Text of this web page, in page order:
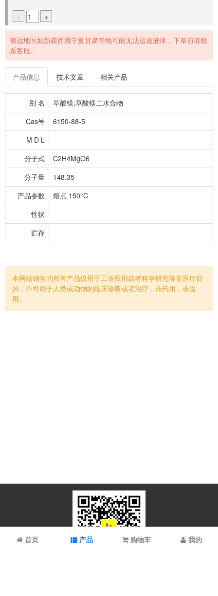
- +
偏远地区如新疆西藏宁夏甘肃等地可能无法运送液体，下单前请联
系客服。
产品信息 技术文章 相关产品
别 名
草酸镁;草酸镁二水合物
Cas号
6150-88-5
M D L
分子式
C2H4MgO6
分子量
148.35
产品参数
熔点 150°C
性状
贮存
本网站销售的所有产品仅用于工业应用或者科学研究等非医疗目
的，不可用于人类或动物的临床诊断或者治疗，非药用，非食
用。
首页 产品 购物车 我的